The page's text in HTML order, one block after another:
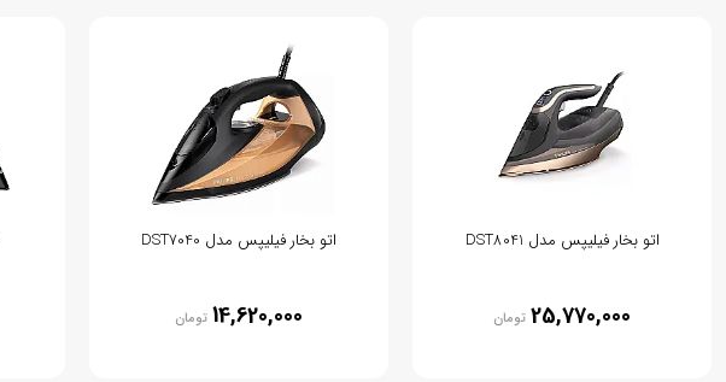
اتو بخار فیلیپس مدل DST8041
25,770,000 تومان
اتو بخار فیلیپس مدل DST7040
14,620,000 تومان